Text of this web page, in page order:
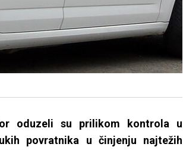
oduzeli su prilikom kontrola u
povratnika u činjenju najtežih